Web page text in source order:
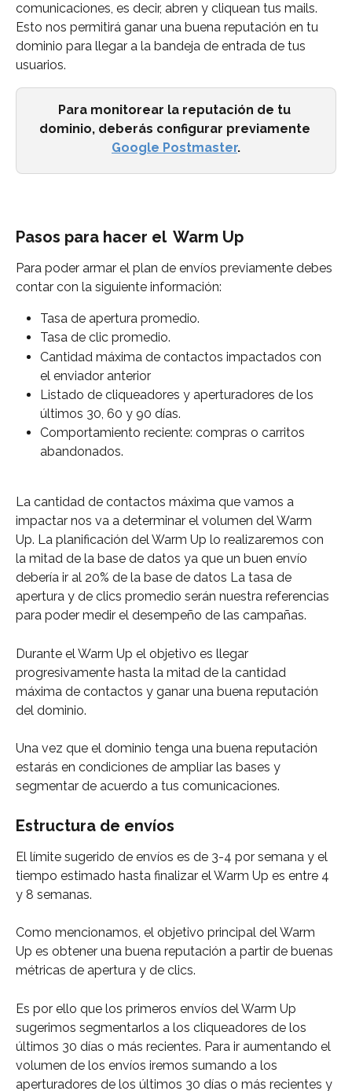
comunicaciones, es decir, abren y cliquean tus mails.
Esto nos permitirá ganar una buena reputación en tu
dominio para llegar a la bandeja de entrada de tus
usuarios.
Para monitorear la reputación de tu
dominio, deberás configurar previamente
Google Postmaster.
Pasos para hacer el  Warm Up
Para poder armar el plan de envíos previamente debes
contar con la siguiente información:
Tasa de apertura promedio.
Tasa de clic promedio.
Cantidad máxima de contactos impactados con
el enviador anterior
Listado de cliqueadores y aperturadores de los
últimos 30, 60 y 90 días.
Comportamiento reciente: compras o carritos
abandonados.
La cantidad de contactos máxima que vamos a
impactar nos va a determinar el volumen del Warm
Up. La planificación del Warm Up lo realizaremos con
la mitad de la base de datos ya que un buen envío
debería ir al 20% de la base de datos La tasa de
apertura y de clics promedio serán nuestra referencias
para poder medir el desempeño de las campañas.
Durante el Warm Up el objetivo es llegar
progresivamente hasta la mitad de la cantidad
máxima de contactos y ganar una buena reputación
del dominio.
Una vez que el dominio tenga una buena reputación
estarás en condiciones de ampliar las bases y
segmentar de acuerdo a tus comunicaciones.
Estructura de envíos
El límite sugerido de envíos es de 3-4 por semana y el
tiempo estimado hasta finalizar el Warm Up es entre 4
y 8 semanas.
Como mencionamos, el objetivo principal del Warm
Up es obtener una buena reputación a partir de buenas
métricas de apertura y de clics.
Es por ello que los primeros envíos del Warm Up
sugerimos segmentarlos a los cliqueadores de los
últimos 30 días o más recientes. Para ir aumentando el
volumen de los envíos iremos sumando a los
aperturadores de los últimos 30 días o más recientes y